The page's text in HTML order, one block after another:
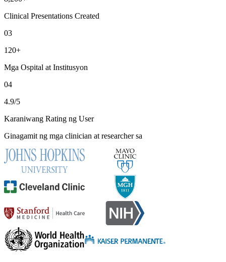
Clinical Presentations Created
03
120+
Mga Ospital at Institusyon
04
4.9/5
Karaniwang Rating ng User
Ginagamit ng mga clinician at researcher sa